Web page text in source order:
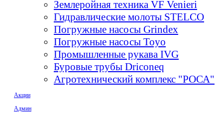
Землеройная техника VF Venieri
Гидравлические молоты STELCO
Погружные насосы Grindex
Погружные насосы Toyo
Промышленные рукава IVG
Буровые трубы Driconeq
Агротехнический комплекс "РОСА"
Акции
Админ